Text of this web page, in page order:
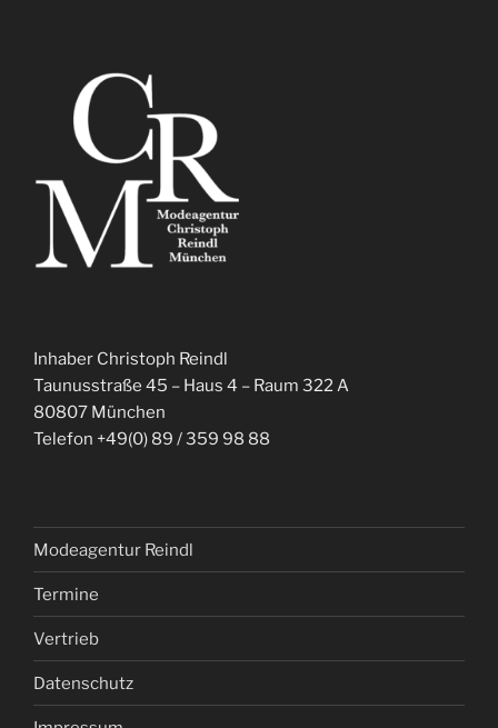
Inhaber Christoph Reindl
Taunusstraße 45 – Haus 4 – Raum 322 A
80807 München
Telefon +49(0) 89 / 359 98 88
Modeagentur Reindl
Termine
Vertrieb
Datenschutz